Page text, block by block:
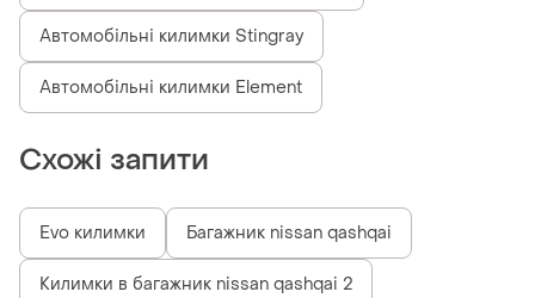
Автомобільні килимки Stingray
Автомобільні килимки Element
Схожі запити
Evo килимки Багажник nissan qashqai
Килимки в багажник nissan qashqai 2